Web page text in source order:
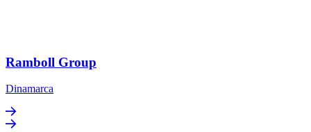
Ramboll Group
Dinamarca